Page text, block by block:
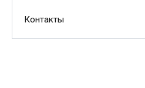
Контакты